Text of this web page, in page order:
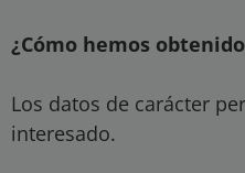
¿Cómo hemos
Los datos de carácter
interesado.